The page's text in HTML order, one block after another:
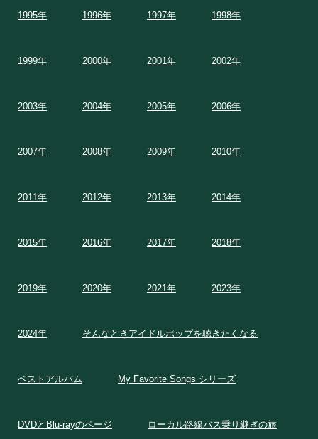
1995年 1996年 1997年 1998年
1999年 2000年 2001年 2002年
2003年 2004年 2005年 2006年
2007年 2008年 2009年 2010年
2011年 2012年 2013年 2014年
2015年 2016年 2017年 2018年
2019年 2020年 2021年 2023年
2024年 そんなときアイドルポップを聴きたくなる
ベストアルバム My Favorite Songs シリーズ
DVDとBlu-rayのページ ローカル路線バス乗り継ぎの旅